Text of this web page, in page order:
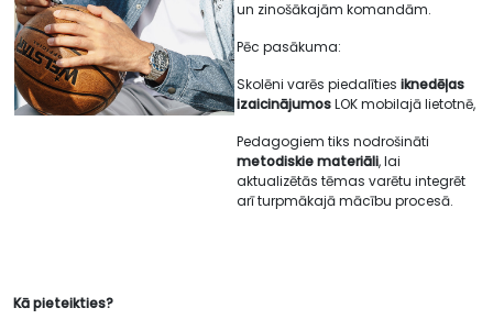
un zinošākajām komandām.
Pēc pasākuma:
Skolēni varēs piedalīties iknedēļas
izaicinājumosLOK mobilajā lietotnē,
Pedagogiem tiks nodrošināti
metodiskie materiāli, lai
aktualizētās tēmas varētu integrēt
arī turpmākajā mācību procesā.
Kā pieteikties?